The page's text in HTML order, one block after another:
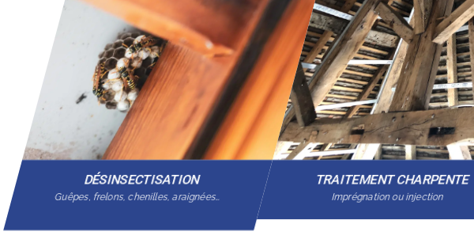
DÉSINSECTISATION
Guêpes, frelons, chenilles, araignées…
TRAITEMENT CHARPENTE
Imprégnation ou injection